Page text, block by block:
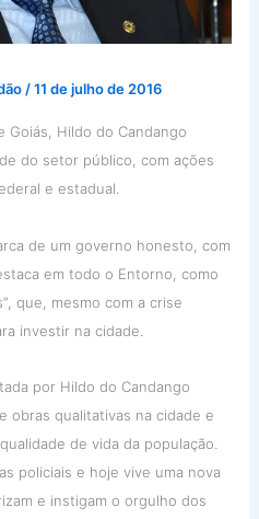
/11 de julho de 2016
Goiás, Hildo do Candango
do setor público, com ações
e estadual.
de um governo honesto, com
em todo o Entorno, como
que, mesmo com a crise
investir na cidade.
por Hildo do Candango
obras qualitativas na cidade e
de vida da população.
policiais e hoje vive uma nova
e instigam o orgulho dos